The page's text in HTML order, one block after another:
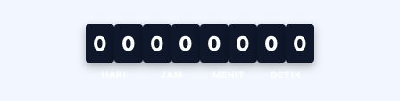
0 0
HARI
0 0
JAM
0 0
MENIT
0 0
DETIK